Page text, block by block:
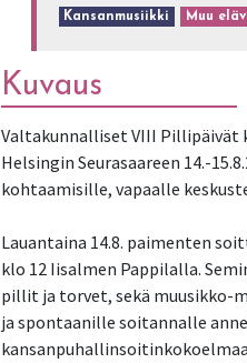
Kansanmusiikki Muu
Kuvaus
Valtakunnalliset VIII
Helsingin Seurasaareen 14.-
kohtaamisille, vapaalle
Lauantaina 14.8. paimenten
klo 12 Iisalmen Pappilalla.
pillit ja torvet, sekä muusikko-
ja spontaanille soitannalle